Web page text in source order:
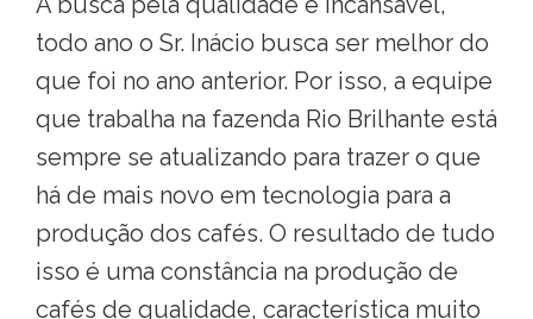
todo ano o Sr. Inácio busca ser melhor do
que foi no ano anterior. Por isso, a equipe
que trabalha na fazenda Rio Brilhante está
sempre se atualizando para trazer o que
há de mais novo em tecnologia para a
produção dos cafés. O resultado de tudo
isso é uma constância na produção de
cafés de qualidade, característica muito